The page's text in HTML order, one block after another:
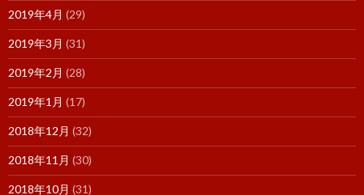
2019年4月 (29)
2019年3月 (31)
2019年2月 (28)
2019年1月 (17)
2018年12月 (32)
2018年11月 (30)
2018年10月 (31)